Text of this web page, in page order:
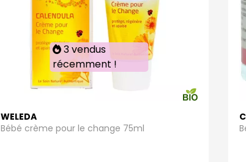
3 vendus
récemment !
WELEDA
Bébé crème pour le change 75ml